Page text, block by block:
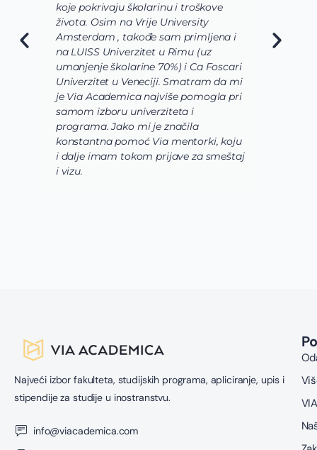
koje pokrivaju školarinu i troškove
života. Osim na Vrije University
Amsterdam , takođe sam primljena i
na LUISS Univerzitet u Rimu (uz
umanjenje školarine 70%) i Ca Foscari
Univerzitet u Veneciji. Smatram da mi
je Via Academica najviše pomogla pri
samom izboru univerziteta i
programa. Jako mi je značila
konstantna pomoć Via mentorki, koju
i dalje imam tokom prijave za smeštaj
i vizu.
Najveći izbor fakulteta, studijskih programa, apliciranje, upis i
stipendije za studije u inostranstvu.
info@viacademica.com